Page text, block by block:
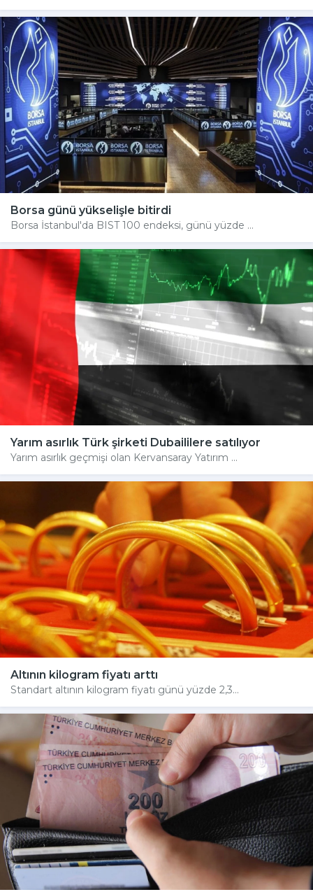
Borsa günü yükselişle bitirdi
Borsa İstanbul'da BIST 100 endeksi, günü yüzde ...
Yarım asırlık Türk şirketi Dubaililere satılıyor
Yarım asırlık geçmişi olan Kervansaray Yatırım ...
Altının kilogram fiyatı arttı
Standart altının kilogram fiyatı günü yüzde 2,3...